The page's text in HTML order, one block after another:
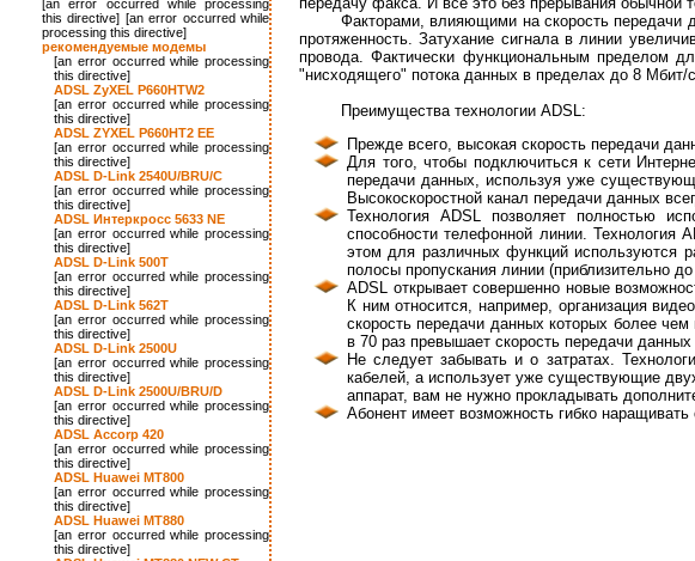
[an error occurred while processing
this directive] [an error occurred while
processing this directive]
рекомендуемые модемы
[an error occurred while processing
this directive]
ADSL ZyXEL P660HTW2
[an error occurred while processing
this directive]
ADSL ZYXEL P660HT2 EE
[an error occurred while processing
this directive]
ADSL D-Link 2540U/BRU/C
[an error occurred while processing
this directive]
ADSL Интеркросс 5633 NE
[an error occurred while processing
this directive]
ADSL D-Link 500T
[an error occurred while processing
this directive]
ADSL D-Link 562T
[an error occurred while processing
this directive]
ADSL D-Link 2500U
[an error occurred while processing
this directive]
ADSL D-Link 2500U/BRU/D
[an error occurred while processing
this directive]
ADSL Accorp 420
[an error occurred while processing
this directive]
ADSL Huawei MT800
[an error occurred while processing
this directive]
ADSL Huawei MT880
[an error occurred while processing
this directive]
Факторами, влияющими на скорость передачи
протяженность. Затухание сигнала в линии
провода. Фактически функциональным пределом
"нисходящего" потока данных в пределах до 8
Преимущества технологии ADSL:
Прежде всего, высокая скорость передачи
Для того, чтобы подключиться к сети
передачи данных, используя уже
Высокоскоростной канал передачи данных
Технология ADSL позволяет полностью
способности телефонной линии. Технология
этом для различных функций используются
полосы пропускания линии (приблизительно
ADSL открывает совершенно новые
К ним относится, например, организация
скорость передачи данных которых более
в 70 раз превышает скорость передачи
Не следует забывать и о затратах.
кабелей, а использует уже существующие
аппарат, вам не нужно прокладывать
Абонент имеет возможность гибко